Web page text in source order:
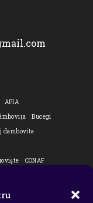
APIA
Bucegi
dambovita
CONAF